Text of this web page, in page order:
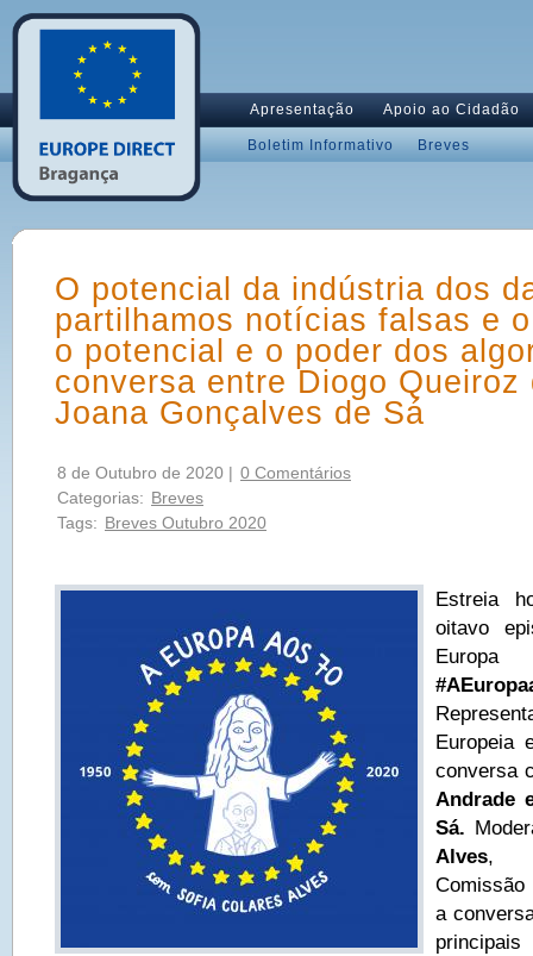
Apresentação Apoio ao Cidadão
Boletim Informativo Breves
O potencial da indústria dos
partilhamos notícias falsas e
o potencial e o poder dos
conversa entre Diogo Queiroz
Joana Gonçalves de Sá
8 de Outubro de 2020 | 0 Comentários
Categorias: Breves
Tags: Breves Outubro 2020
Estreia
oitavo
Europeia
conversa
Andrade
Sá.
Alves,
a